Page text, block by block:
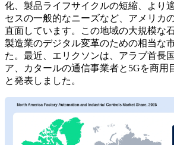
化、製品ライフサイクルの短縮、より
セスの一般的なニーズなど、アメリカ
直面しています。この地域の大規模な
製造業のデジタル変革のための相当な
た。最近、エリクソンは、アラブ首長
ア、カタールの通信事業者と5Gを商用
と発表しました。